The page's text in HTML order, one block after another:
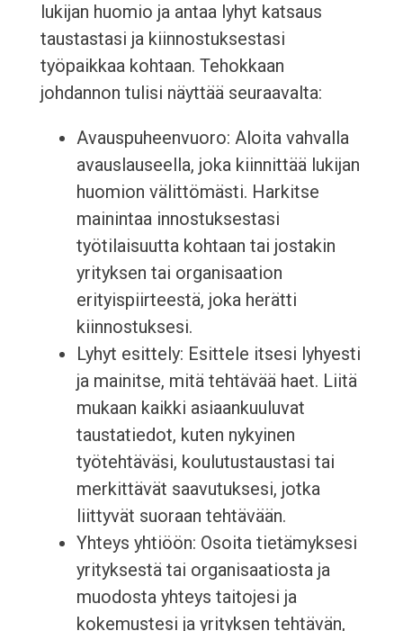
lukijan huomio ja antaa lyhyt katsaus
taustastasi ja kiinnostuksestasi
työpaikkaa kohtaan. Tehokkaan
johdannon tulisi näyttää seuraavalta:
Avauspuheenvuoro: Aloita vahvalla
avauslauseella, joka kiinnittää lukijan
huomion välittömästi. Harkitse
mainintaa innostuksestasi
työtilaisuutta kohtaan tai jostakin
yrityksen tai organisaation
erityispiirteestä, joka herätti
kiinnostuksesi.
Lyhyt esittely: Esittele itsesi lyhyesti
ja mainitse, mitä tehtävää haet. Liitä
mukaan kaikki asiaankuuluvat
taustatiedot, kuten nykyinen
työtehtäväsi, koulutustaustasi tai
merkittävät saavutuksesi, jotka
liittyvät suoraan tehtävään.
Yhteys yhtiöön: Osoita tietämyksesi
yrityksestä tai organisaatiosta ja
muodosta yhteys taitojesi ja
kokemustesi ja yrityksen tehtävän,